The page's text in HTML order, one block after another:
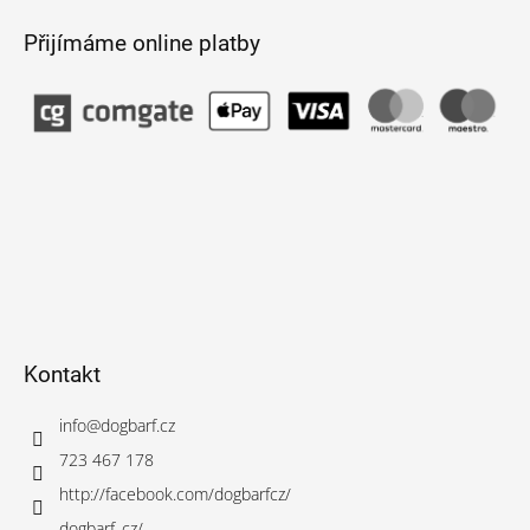
Přijímáme online platby
Kontakt
info@dogbarf.cz
723 467 178
http://facebook.com/dogbarfcz/